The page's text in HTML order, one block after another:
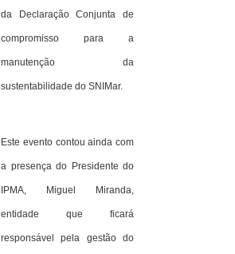
da Declaração Conjunta de
compromisso para a
manutenção da
sustentabilidade do SNIMar.
Este evento contou ainda com
a presença do Presidente do
IPMA, Miguel Miranda,
entidade que ficará
responsável pela gestão do